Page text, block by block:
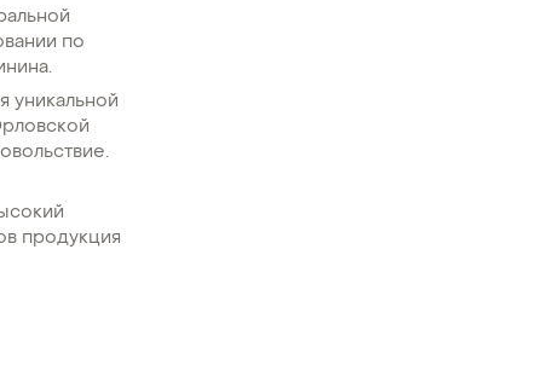
по
уникальной
продукция